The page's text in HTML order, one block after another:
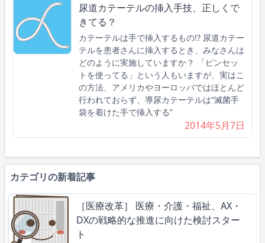
尿道カテーテルの挿入手技、正しくで
きてる？
カテーテルは手で挿入するもの!? 尿道カテー
テルを患者さんに挿入するとき、みなさんは
どのように実施していますか？ 「ピンセッ
トを使ってる」という人もいますが、実はこ
の方法、アメリカやヨーロッパではほとんど
行われておらず、導尿カテーテルは“滅菌手
袋を着けた手で挿入する”
2014年5月7日
カテゴリの新着記事
［医療改革］ 医療・介護・福祉、AX・
DXの戦略的な推進に向けた検討スター
ト